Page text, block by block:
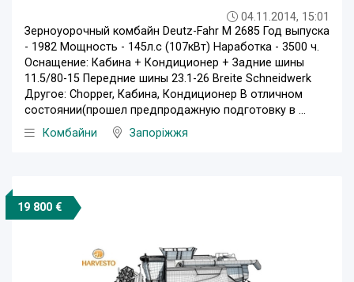
04.11.2014, 15:01
Зерноуорочный комбайн Deutz-Fahr M 2685 Год выпуска
- 1982 Мощность - 145л.с (107кВт) Наработка - 3500 ч.
Оснащение: Кабина + Кондиционер + Задние шины
11.5/80-15 Передние шины 23.1-26 Breite Schneidwerk
Другое: Chopper, Кабина, Кондиционер В отличном
состоянии(прошел предпродажную подготовку в ...
Комбайни
Запоріжжя
19 800 €